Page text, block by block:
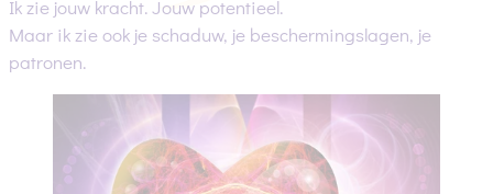
Ik zie jouw kracht. Jouw potentieel.
Maar ik zie ook je schaduw, je beschermingslagen, je
patronen.